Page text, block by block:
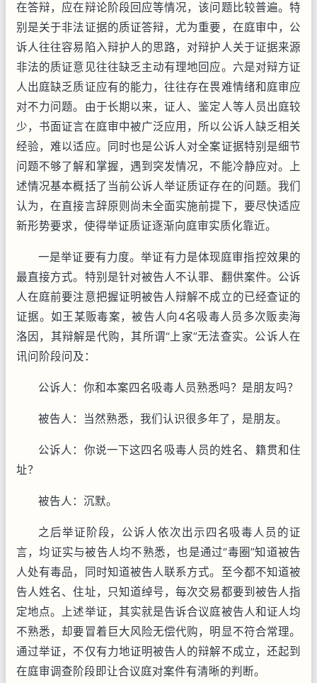
在答辩，应在辩论阶段回应等情况，该问题比较普遍。特
别是关于非法证据的质证答辩，尤为重要，在庭审中，公
诉人往往容易陷入辩护人的思路，对辩护人关于证据来源
非法的质证意见往往缺乏主动有理地回应。六是对辩方证
人出庭缺乏质证应有的能力，往往存在畏难情绪和庭审应
对不力问题。由于长期以来，证人、鉴定人等人员出庭较
少，书面证言在庭审中被广泛应用，所以公诉人缺乏相关
经验，难以适应。同时也是公诉人对全案证据特别是细节
问题不够了解和掌握，遇到突发情况，不能冷静应对。上
述情况基本概括了当前公诉人举证质证存在的问题。我们
认为，在直接言辞原则尚未全面实施前提下，要尽快适应
新形势要求，使得举证质证逐渐向庭审实质化靠近。
一是举证要有力度。举证有力是体现庭审指控效果的
最直接方式。特别是针对被告人不认罪、翻供案件。公诉
人在庭前要注意把握证明被告人辩解不成立的已经查证的
证据。如王某贩毒案，被告人向4名吸毒人员多次贩卖海
洛因，其辩解是代购，其所谓“上家”无法查实。公诉人在
讯问阶段问及：
公诉人：你和本案四名吸毒人员熟悉吗？是朋友吗？
被告人：当然熟悉，我们认识很多年了，是朋友。
公诉人：你说一下这四名吸毒人员的姓名、籍贯和住
址？
被告人：沉默。
之后举证阶段，公诉人依次出示四名吸毒人员的证
言，均证实与被告人均不熟悉，也是通过“毒圈”知道被告
人处有毒品，同时知道被告人联系方式。至今都不知道被
告人姓名、住址，只知道绰号，每次交易都要到被告人指
定地点。上述举证，其实就是告诉合议庭被告人和证人均
不熟悉，却要冒着巨大风险无偿代购，明显不符合常理。
通过举证，不仅有力地证明被告人的辩解不成立，还起到
在庭审调查阶段即让合议庭对案件有清晰的判断。